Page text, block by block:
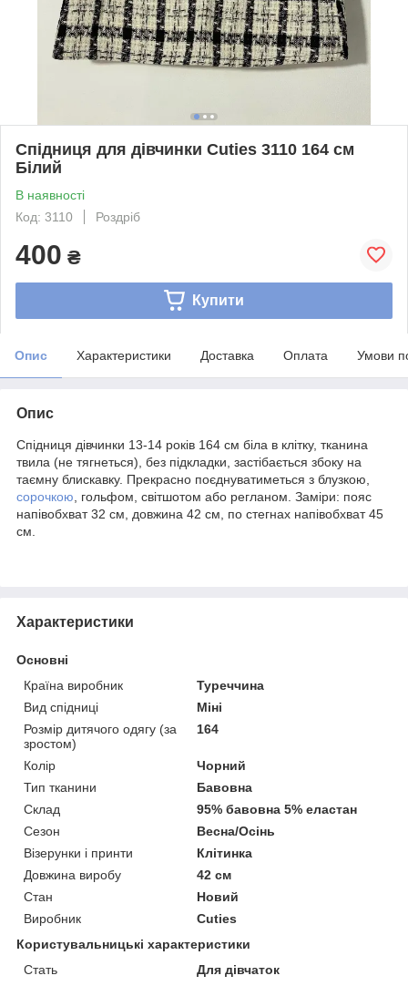
Спідниця для дівчинки Cuties 3110 164 см
Білий
В наявності
Код: 3110
Роздріб
400 ₴
Купити
Опис Характеристики Доставка Оплата Умови
Опис
Спідниця дівчинки 13-14 років 164 см біла в клітку, тканина
твила (не тягнеться), без підкладки, застібається збоку на
таємну блискавку. Прекрасно поєднуватиметься з блузкою,
сорочкою , гольфом, світшотом або регланом. Заміри: пояс
напівобхват 32 см, довжина 42 см, по стегнах напівобхват 45
см.
Характеристики
Основні
Країна виробник
Туреччина
Вид спідниці
Міні
Розмір дитячого одягу (за
зростом)
164
Колір
Чорний
Тип тканини
Бавовна
Склад
95% бавовна 5% еластан
Сезон
Весна/Осінь
Візерунки і принти
Клітинка
Довжина виробу
42 см
Стан
Новий
Виробник
Cuties
Користувальницькі характеристики
Стать
Для дівчаток